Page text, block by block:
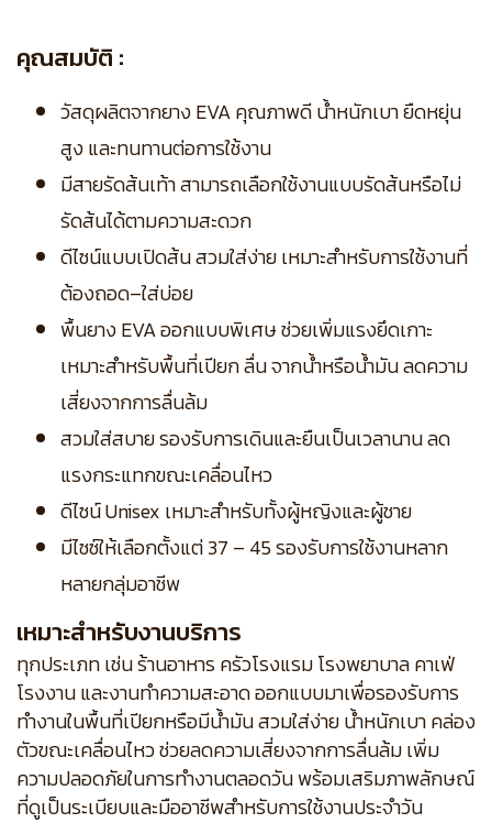
คุณสมบัติ :
วัสดุผลิตจากยาง EVA คุณภาพดี น้ำหนักเบา ยืดหยุ่น
สูง และทนทานต่อการใช้งาน
มีสายรัดส้นเท้า สามารถเลือกใช้งานแบบรัดส้นหรือไม่
รัดส้นได้ตามความสะดวก
ดีไซน์แบบเปิดส้น สวมใส่ง่าย เหมาะสำหรับการใช้งานที่
ต้องถอด–ใส่บ่อย
พื้นยาง EVA ออกแบบพิเศษ ช่วยเพิ่มแรงยึดเกาะ
เหมาะสำหรับพื้นที่เปียก ลื่น จากน้ำหรือน้ำมัน ลดความ
เสี่ยงจากการลื่นล้ม
สวมใส่สบาย รองรับการเดินและยืนเป็นเวลานาน ลด
แรงกระแทกขณะเคลื่อนไหว
ดีไซน์ Unisex เหมาะสำหรับทั้งผู้หญิงและผู้ชาย
มีไซซ์ให้เลือกตั้งแต่ 37 – 45 รองรับการใช้งานหลาก
หลายกลุ่มอาชีพ
เหมาะสำหรับงานบริการ
ทุกประเภท เช่น ร้านอาหาร ครัวโรงแรม โรงพยาบาล คาเฟ่
โรงงาน และงานทำความสะอาด ออกแบบมาเพื่อรองรับการ
ทำงานในพื้นที่เปียกหรือมีน้ำมัน สวมใส่ง่าย น้ำหนักเบา คล่อง
ตัวขณะเคลื่อนไหว ช่วยลดความเสี่ยงจากการลื่นล้ม เพิ่ม
ความปลอดภัยในการทำงานตลอดวัน พร้อมเสริมภาพลักษณ์
ที่ดูเป็นระเบียบและมืออาชีพสำหรับการใช้งานประจำวัน